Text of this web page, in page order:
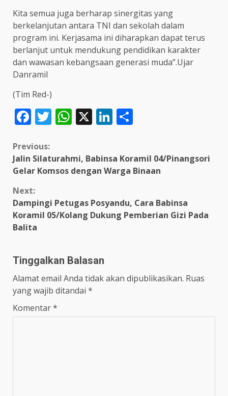
Kita semua juga berharap sinergitas yang
berkelanjutan antara TNI dan sekolah dalam
program ini. Kerjasama ini diharapkan dapat terus
berlanjut untuk mendukung pendidikan karakter
dan wawasan kebangsaan generasi muda”.Ujar
Danramil
(Tim Red-)
Facebook
Twitter
WhatsApp
X LinkedIn
Continue
Reading
Previous:
Jalin Silaturahmi, Babinsa Koramil 04/Pinangsori
Gelar Komsos dengan Warga Binaan
Next:
Dampingi Petugas Posyandu, Cara Babinsa
Koramil 05/Kolang Dukung Pemberian Gizi Pada
Balita
Tinggalkan Balasan
Alamat email Anda tidak akan dipublikasikan. Ruas
yang wajib ditandai *
Komentar*